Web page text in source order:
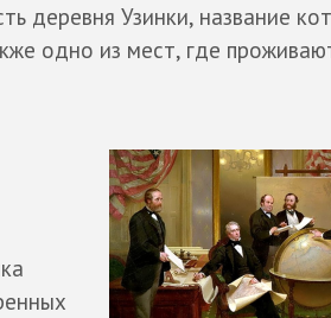
деревня Узинки, название
одно из мест, где